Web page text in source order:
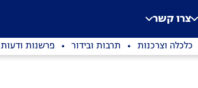
צרו קשר
כלכלה וצרכנות תרבות ובידור פרשנות ודעות